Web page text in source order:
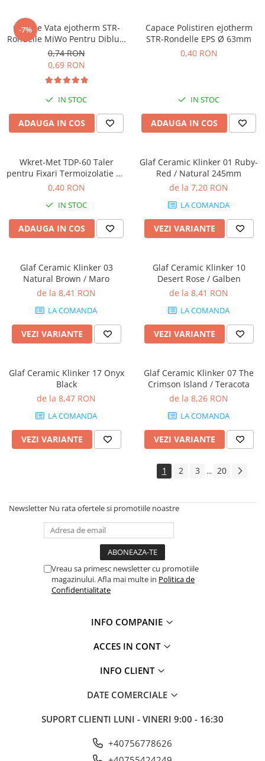
-7%
Capace Vata ejotherm STR-
Rondelle MiWo Pentru Dibluri
cu Montaj Ingropat Ø 63mm
0,74 RON
0,69 RON
IN STOC
ADAUGA IN COS
Capace Polistiren ejotherm
STR-Rondelle EPS Ø 63mm
0,40 RON
IN STOC
ADAUGA IN COS
Wkret-Met TDP-60 Taler
pentru Fixari Termoizolatie pe
Lemn
0,40 RON
IN STOC
ADAUGA IN COS
Glaf Ceramic Klinker 01 Ruby-
Red / Natural 245mm
de la 7,20 RON
LA COMANDA
VEZI VARIANTE
Glaf Ceramic Klinker 03
Natural Brown / Maro
de la 8,41 RON
LA COMANDA
VEZI VARIANTE
Glaf Ceramic Klinker 10
Desert Rose / Galben
de la 8,41 RON
LA COMANDA
VEZI VARIANTE
Glaf Ceramic Klinker 17 Onyx
Black
de la 8,47 RON
LA COMANDA
VEZI VARIANTE
Glaf Ceramic Klinker 07 The
Crimson Island / Teracota
de la 8,26 RON
LA COMANDA
VEZI VARIANTE
1 2 3 ... 20
Newsletter Nu rata ofertele si promotiile noastre
Vreau sa primesc newsletter cu promotiile
magazinului. Afla mai multe in Politica de
Confidentialitate
INFO COMPANIE
ACCES IN CONT
INFO CLIENT
DATE COMERCIALE
SUPORT CLIENTI LUNI - VINERI 9:00 - 16:30
+40756778626